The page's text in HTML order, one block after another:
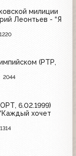
милиции
Леонтьев - “Я
1220
(РТР,
2044
6.02.1999)
хочет
1314